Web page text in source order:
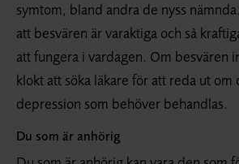
symtom, bland andra de nyss
att besvären är varaktiga och så
att fungera i vardagen. Om besvären
klokt att söka läkare för att reda ut om
depression som behöver behandlas.
Du som är anhörig